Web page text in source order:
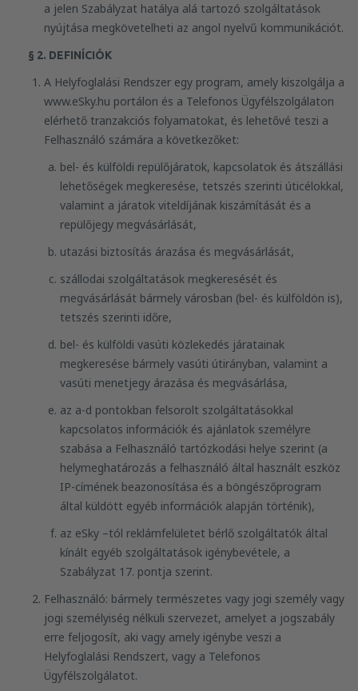
a jelen Szabályzat hatálya alá tartozó szolgáltatások
nyújtása megkövetelheti az angol nyelvű kommunikációt.
§ 2. DEFINÍCIÓK
A Helyfoglalási Rendszer egy program, amely kiszolgálja a
www.eSky.hu portálon és a Telefonos Ügyfélszolgálaton
elérhető tranzakciós folyamatokat, és lehetővé teszi a
Felhasználó számára a következőket:
bel- és külföldi repülőjáratok, kapcsolatok és átszállási
lehetőségek megkeresése, tetszés szerinti úticélokkal,
valamint a járatok viteldíjának kiszámítását és a
repülőjegy megvásárlását,
utazási biztosítás árazása és megvásárlását,
szállodai szolgáltatások megkeresését és
megvásárlását bármely városban (bel- és külföldön is),
tetszés szerinti időre,
bel- és külföldi vasúti közlekedés járatainak
megkeresése bármely vasúti útirányban, valamint a
vasúti menetjegy árazása és megvásárlása,
az a-d pontokban felsorolt szolgáltatásokkal
kapcsolatos információk és ajánlatok személyre
szabása a Felhasználó tartózkodási helye szerint (a
helymeghatározás a felhasználó által használt eszköz
IP-címének beazonosítása és a böngészőprogram
által küldött egyéb információk alapján történik),
az eSky –tól reklámfelületet bérlő szolgáltatók által
kínált egyéb szolgáltatások igénybevétele, a
Szabályzat 17. pontja szerint.
Felhasználó: bármely természetes vagy jogi személy vagy
jogi személyiség nélküli szervezet, amelyet a jogszabály
erre feljogosít, aki vagy amely igénybe veszi a
Helyfoglalási Rendszert, vagy a Telefonos
Ügyfélszolgálatot.